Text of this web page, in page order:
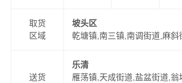
取货
区域
坡头区
乾塘镇,南三镇,南调街道,麻斜
送货
乐清
雁荡镇,天成街道,盐盆街道,翁